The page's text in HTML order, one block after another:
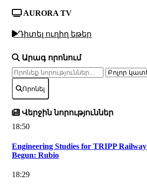
AURORA TV
Դիտել ուղիղ եթեր
Արագ որոնում
Որոնել
Վերջին նորություններ
18:50
Engineering Studies for TRIPP
Begun: Rubio
18:29